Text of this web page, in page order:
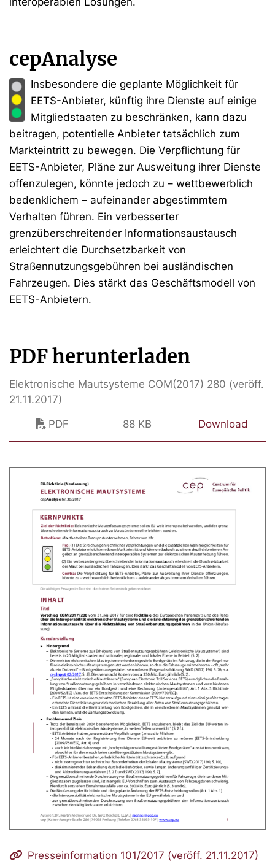
cepAnalyse
Insbesondere die geplante Möglichkeit für
EETS-Anbieter, künftig ihre Dienste auf einige
Mitglied­staaten zu beschränken, kann dazu
beitragen, potentielle Anbieter tatsächlich zum
Markt­eintritt zu bewegen. Die Verpflichtung für
EETS-Anbieter, Pläne zur Ausweitung ihrer Dienste
offen­zulegen, könnte jedoch zu – wettbewerblich
bedenklichem – aufeinander abgestimmtem
Verhalten führen. Ein verbesserter
grenzüberschreitender Informationsaustausch
erleichtert die Durch­setzbarkeit von
Straßennutzungsgebühren bei ausländischen
Fahrzeugen. Dies stärkt das Geschäftsmodell von
EETS-Anbietern.
PDF herunterladen
Elektronische Mautsysteme COM(2017) 280 (veröff.
21.11.2017)
PDF
88 KB Download
Presseinformation 101/2017 (veröff. 21.11.2017)